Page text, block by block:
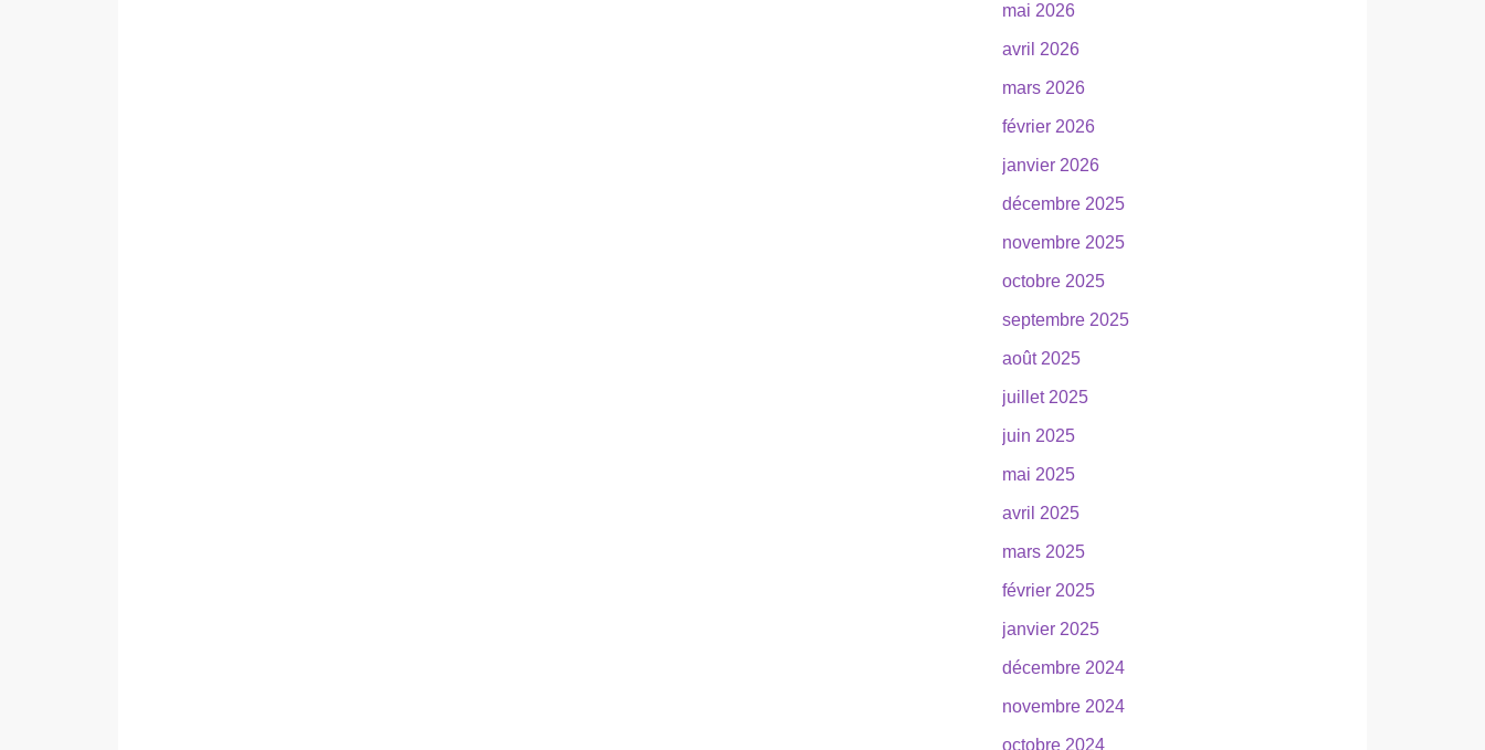
mai 2026
avril 2026
mars 2026
février 2026
janvier 2026
décembre 2025
novembre 2025
octobre 2025
septembre 2025
août 2025
juillet 2025
juin 2025
mai 2025
avril 2025
mars 2025
février 2025
janvier 2025
décembre 2024
novembre 2024
octobre 2024